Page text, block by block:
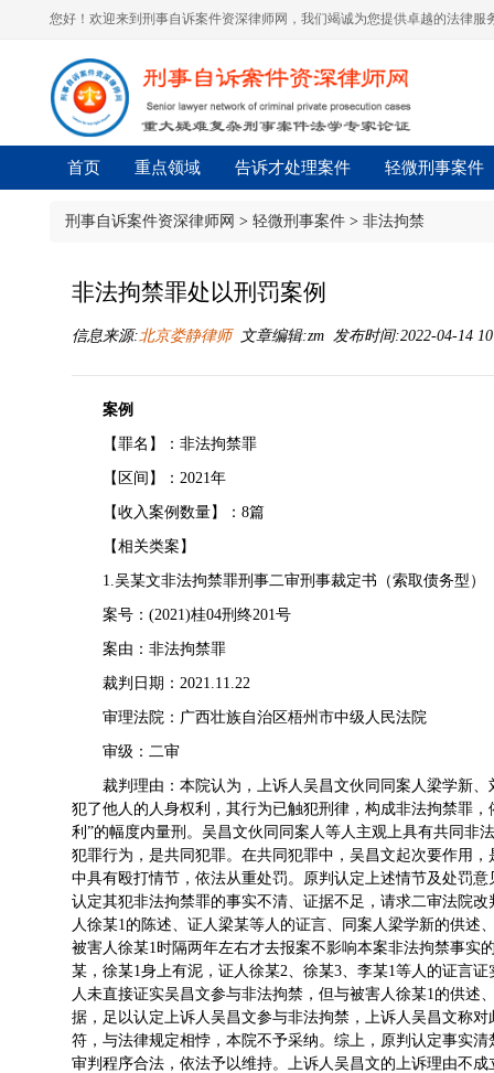
您好！欢迎来到刑事自诉案件资深律师网，我们竭诚为您提供卓越的法律服
首页 重点领域 告诉才处理案件 轻微刑事案件
刑事自诉案件资深律师网 > 轻微刑事案件 > 非法拘禁
非法拘禁罪处以刑罚案例
信息来源:北京娄静律师文章编辑:zm 发布时间:2022-04-14
案例
【罪名】：非法拘禁罪
【区间】：2021年
【收入案例数量】：8篇
【相关类案】
1.吴某文非法拘禁罪刑事二审刑事裁定书（索取债务型）
案号：(2021)桂04刑终201号
案由：非法拘禁罪
裁判日期：2021.11.22
审理法院：广西壮族自治区梧州市中级人民法院
审级：二审
裁判理由：本院认为，上诉人吴昌文伙同同案人梁学新
犯了他人的人身权利，其行为已触犯刑律，构成非法拘禁罪
利”的幅度内量刑。吴昌文伙同同案人等人主观上具有共同非
犯罪行为，是共同犯罪。在共同犯罪中，吴昌文起次要作用
中具有殴打情节，依法从重处罚。原判认定上述情节及处罚
认定其犯非法拘禁罪的事实不清、证据不足，请求二审法院
人徐某1的陈述、证人梁某等人的证言、同案人梁学新的供
被害人徐某1时隔两年左右才去报案不影响本案非法拘禁事实
某，徐某1身上有泥，证人徐某2、徐某3、李某1等人的证言
人未直接证实吴昌文参与非法拘禁，但与被害人徐某1的供
据，足以认定上诉人吴昌文参与非法拘禁，上诉人吴昌文称
符，与法律规定相悖，本院不予采纳。综上，原判认定事实
审判程序合法，依法予以维持。上诉人吴昌文的上诉理由不